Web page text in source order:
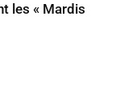
les « Mardis